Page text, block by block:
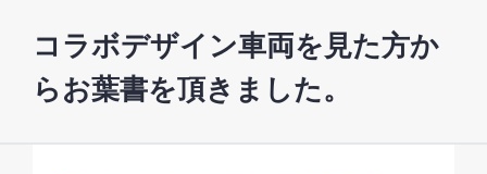
コラボデザイン車両を見た方か
らお葉書を頂きました。